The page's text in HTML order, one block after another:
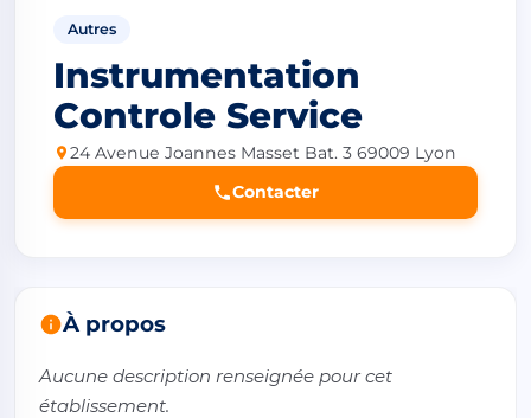
Autres
Instrumentation
Controle Service
24 Avenue Joannes Masset Bat. 3 69009 Lyon
Contacter
À propos
Aucune description renseignée pour cet
établissement.